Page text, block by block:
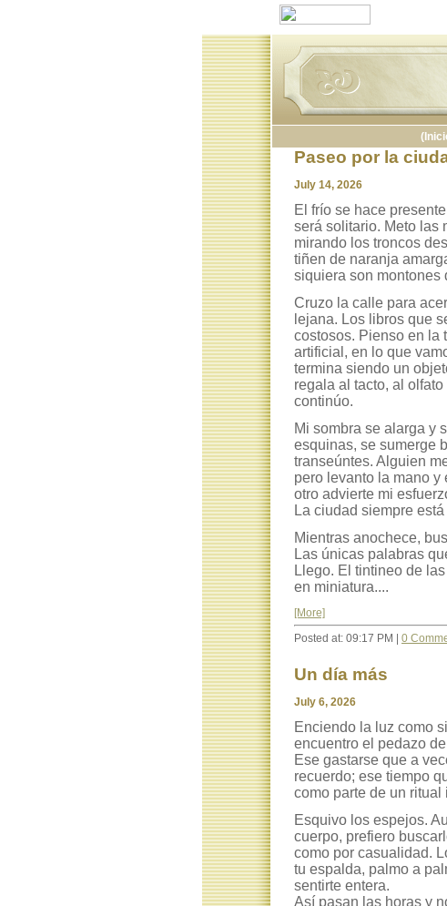
Paseo por la
July 14, 2026
El frío se hace
será solitario. Meto las
mirando los troncos
tiñen de naranja
siquiera son montones
Cruzo la calle para
lejana. Los libros que
costosos. Pienso en la
artificial, en lo que
termina siendo un
regala al tacto, al
continúo.
Mi sombra se alarga y
esquinas, se sumerge
transeúntes. Alguien
pero levanto la mano y
otro advierte mi
La ciudad siempre
Mientras anochece,
Las únicas palabras
Llego. El tintineo de
en miniatura....
[More]
Posted at: 09:17 PM | 0
Un día más
July 6, 2026
Enciendo la luz como
encuentro el pedazo
Ese gastarse que a
recuerdo; ese tiempo
como parte de un ritual
Esquivo los espejos.
cuerpo, prefiero
como por casualidad.
tu espalda, palmo a
sentirte entera.
Así pasan las horas y